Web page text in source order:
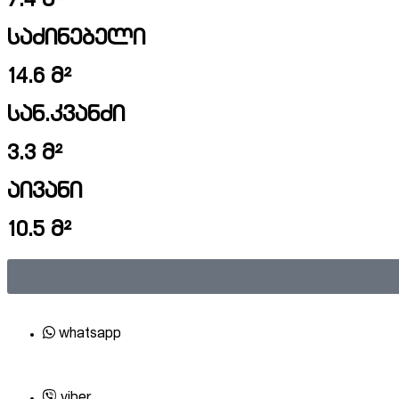
საძინებელი
14.6 მ²
სან.კვანძი
3.3 მ²
აივანი
10.5 მ²
whatsapp